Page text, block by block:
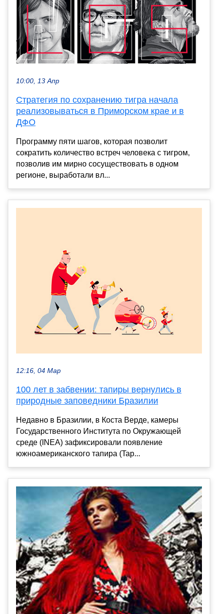
10:00, 13 Апр
Стратегия по сохранению тигра начала
реализовываться в Приморском крае и в
ДФО
Программу пяти шагов, которая позволит
сократить количество встреч человека с тигром,
позволив им мирно сосуществовать в одном
регионе, выработали вл...
12:16, 04 Мар
100 лет в забвении: тапиры вернулись в
природные заповедники Бразилии
Недавно в Бразилии, в Коста Верде, камеры
Государственного Института по Окружающей
среде (INEA) зафиксировали появление
южноамериканского тапира (Tap...